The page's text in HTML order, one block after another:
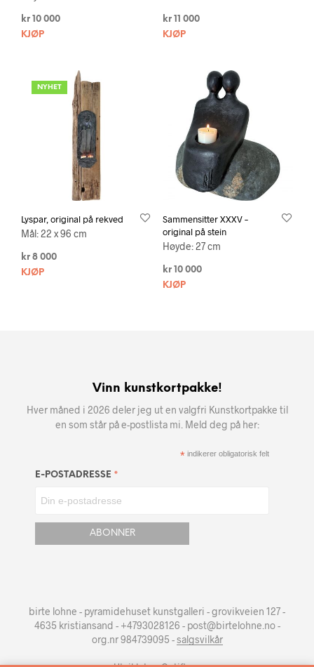
kr 10 000
KJØP
kr11 000
KJØP
NYHET
Lyspar, original på rekved
Mål: 22 x 96 cm
kr 8 000
KJØP
Sammensitter XXXV –
original på stein
Høyde: 27 cm
kr10 000
KJØP
Vinn kunstkortpakke!
Hver måned i 2026 deler jeg ut en valgfri Kunstkortpakke til
en som står på e-postlista mi. Meld deg på her:
* indikerer obligatorisk felt
E-POSTADRESSE *
birte lohne - pyramidehuset kunstgalleri - grovikveien 127 -
4635 kristiansand - +4793028126 - post@birtelohne.no -
org.nr 984739095 -salgsvilkår